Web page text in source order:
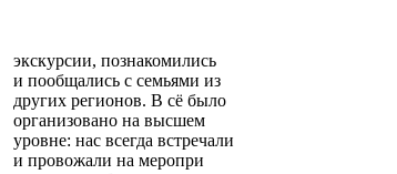
экскурсии, познакомились
и пообщались с семьями из
других регионов. В сё было
организовано на высшем
уровне: нас всегда встречали
и провожали на меропри ­